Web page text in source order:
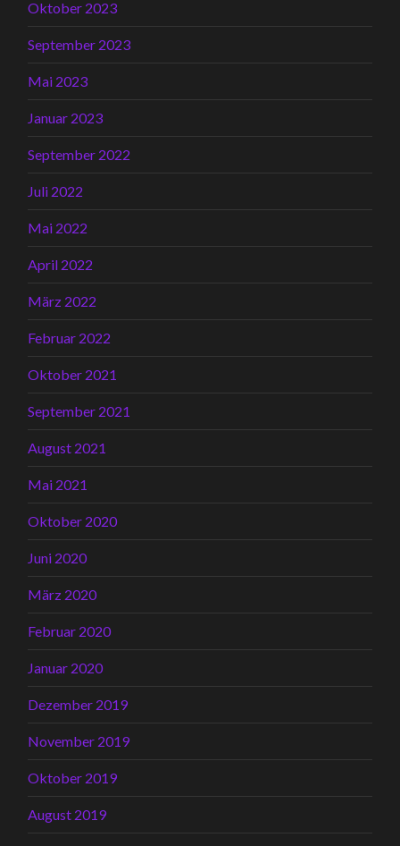
Oktober 2023
September 2023
Mai 2023
Januar 2023
September 2022
Juli 2022
Mai 2022
April 2022
März 2022
Februar 2022
Oktober 2021
September 2021
August 2021
Mai 2021
Oktober 2020
Juni 2020
März 2020
Februar 2020
Januar 2020
Dezember 2019
November 2019
Oktober 2019
August 2019